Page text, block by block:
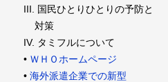
III. 国民ひとりひとりの予防と
対策
IV. タミフルについて
• ＷＨＯホームページ
• 海外派遣企業での新型